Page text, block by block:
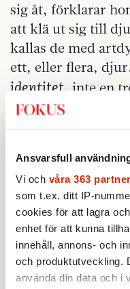
Ansvarsfull
Vi och våra 363
som t.ex. ditt IP-
cookies för att lagra
enhet för att kunna
innehåll, annons- och
och produktutveckling.
använda din data och i
sig åt, förklarar
att klä ut sig till
kallas de med
ett, eller flera,
identitet, inte en
svans, en vindil
Att det inte rör sig
att det har funnits
åtminstone i
den skolklass
bara hennes
gråvarg, en norsk